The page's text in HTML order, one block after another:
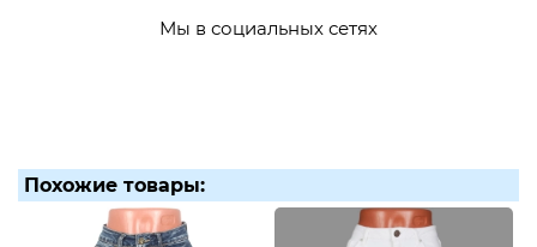
Мы в социальных сетях
Похожие товары: